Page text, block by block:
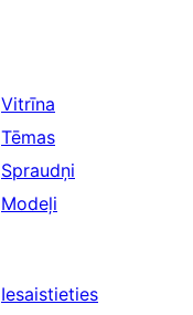
Vitrīna
Tēmas
Spraudņi
Modeļi
Iesaistieties